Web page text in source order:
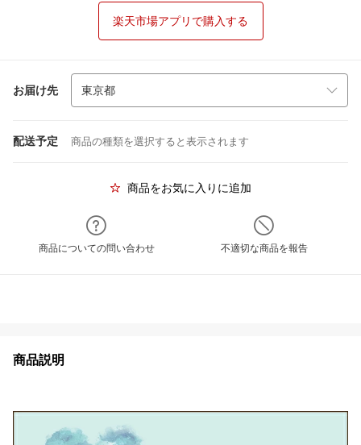
楽天市場アプリで購入する
お届け先
配送予定 商品の種類を選択すると表示されます
商品をお気に入りに追加
商品についての問い合わせ 不適切な商品を報告
商品説明